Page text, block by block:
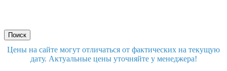
Цены на сайте могут отличаться от фактических на текущую
дату. Актуальные цены уточняйте у менеджера!